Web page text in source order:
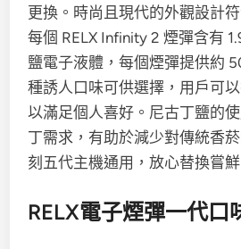
更換。時尚且現代的外觀設計
每個 RELX Infinity 2 煙彈含有
鹽電子液體，每個煙彈提供約
種誘人口味可供選擇，用戶可
以滿足個人喜好。尼古丁鹽的
丁需求，有助於減少對傳統香
刻五代主機通用，放心替換嘗鮮
RELX電子煙彈一代口